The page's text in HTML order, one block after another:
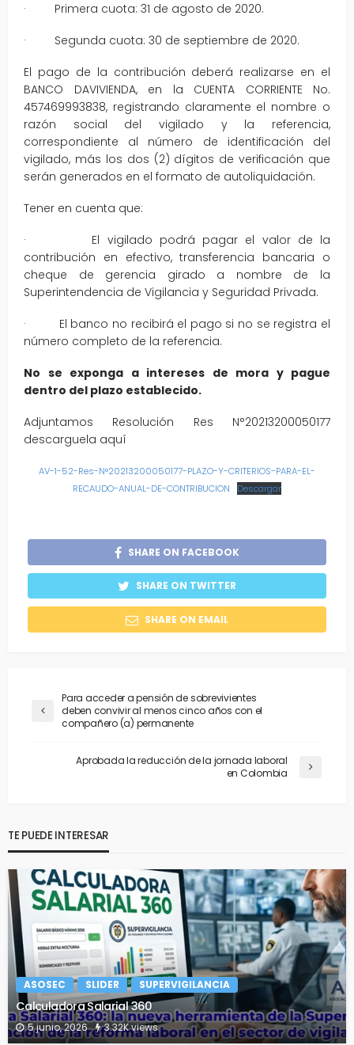
· Primera cuota: 31 de agosto de 2020.
· Segunda cuota: 30 de septiembre de 2020.
El pago de la contribución deberá realizarse en el
BANCO DAVIVIENDA, en la CUENTA CORRIENTE No.
457469993838, registrando claramente el nombre o
razón social del vigilado y la referencia,
correspondiente al número de identificación del
vigilado, más los dos (2) dígitos de verificación que
serán generados en el formato de autoliquidación.
Tener en cuenta que:
· El vigilado podrá pagar el valor de la
contribución en efectivo, transferencia bancaria o
cheque de gerencia girado a nombre de la
Superintendencia de Vigilancia y Seguridad Privada.
· El banco no recibirá el pago si no se registra el
número completo de la referencia.
No se exponga a intereses de mora y pague
dentro del plazo establecido.
Adjuntamos Resolución Res N°20213200050177
descarguela aquí
AV-1-52-Res-N°20213200050177-PLAZO-Y-CRITERIOS-PARA-EL-
RECAUDO-ANUAL-DE-CONTRIBUCION
Descargar
SHARE ON FACEBOOK
SHARE ON TWITTER
SHARE ON EMAIL
Para acceder a pensión de sobrevivientes
deben convivir al menos cinco años con el
compañero (a) permanente
Aprobada la reducción de la jornada laboral
en Colombia
TE PUEDE INTERESAR
ASOSEC SLIDER SUPERVIGILANCIA
Calculadora Salarial 360
5 junio, 2026 3.32K views